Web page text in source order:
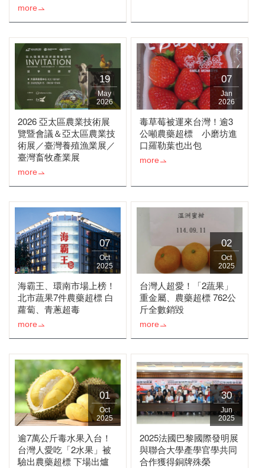
more
19
May
2026
2026 亞太區農業技術展
覽暨會議＆亞太區農業技
術展／臺灣養殖漁業展／
臺灣畜牧產業展
more
07
Jan
2026
毒草莓被運來台灣！逾3
公噸農藥超標 小磨坊進
口羅勒葉也出包
more
07
Oct
2025
海霸王、環南市場上榜！
北市蔬果7件農藥超標 白
蘿蔔、青蔥超毒
more
02
Oct
2025
台灣人超愛！「2蔬果」
重金屬、農藥超標 762公
斤全數銷毀
more
01
Oct
2025
逾7萬公斤毒水果入台！
台灣人愛吃「2水果」被
驗出農藥超標 下場出爐
30
Jun
2025
2025法國巴黎國際發明展
與聯合大學產學官學共同
合作獲得銅牌殊榮